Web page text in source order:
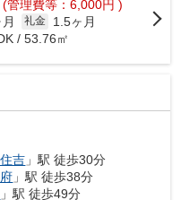
(管理費等：6,000円 )
礼金
1.5ヶ月
/ 53.76㎡
吉 」駅 徒歩30分
」駅 徒歩38分
」駅 徒歩49分